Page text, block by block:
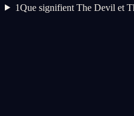
1Que signifient The Devil et